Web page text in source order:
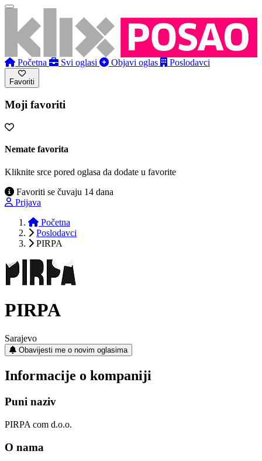
Početna Svi oglasi Objavi oglas Poslodavci
Favoriti
Moji favoriti
Nemate favorita
Kliknite srce pored oglasa da dodate u favorite
Favoriti se čuvaju 14 dana
Prijava
Početna
Poslodavci
PIRPA
PIRPA
Sarajevo
Obavijesti me o novim oglasima
Informacije o kompaniji
Puni naziv
PIRPA com d.o.o.
O nama